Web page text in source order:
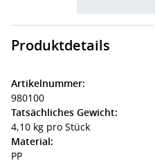
Produktdetails
Artikelnummer:
980100
Tatsächliches Gewicht:
4,10 kg pro Stück
Material:
PP